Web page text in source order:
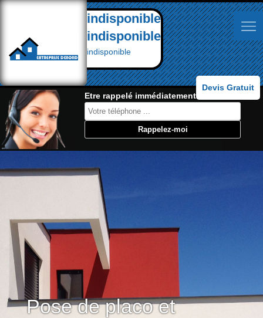
indisponible
indisponible
indisponible
Devis Gratuit
Etre rappelé immédiatement:
Pose de placo et